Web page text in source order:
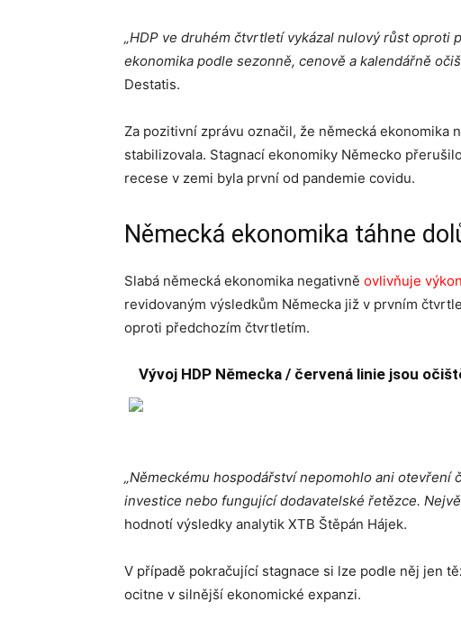
„HDP ve druhém čtvrtletí vykázal nulový růst oproti
ekonomika podle sezonně, cenově a kalendářně
Destatis.
Za pozitivní zprávu označil, že německá ekonomika
stabilizovala. Stagnací ekonomiky Německo přerušilo
recese v zemi byla první od pandemie covidu.
Německá ekonomika táhne
Slabá německá ekonomika negativně ovlivňuje
revidovaným výsledkům Německa již v prvním
oproti předchozím čtvrtletím.
Vývoj HDP Německa / červená linie jsou
„Německému hospodářství nepomohlo ani otevření
investice nebo fungující dodavatelské řetězce.
hodnotí výsledky analytik XTB Štěpán Hájek.
V případě pokračující stagnace si lze podle něj jen
ocitne v silnější ekonomické expanzi.